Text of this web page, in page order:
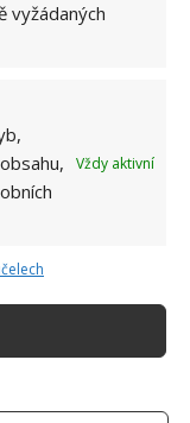
vyžádaných
Vždy aktivní